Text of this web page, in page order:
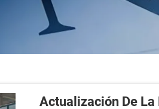
Actualización De La